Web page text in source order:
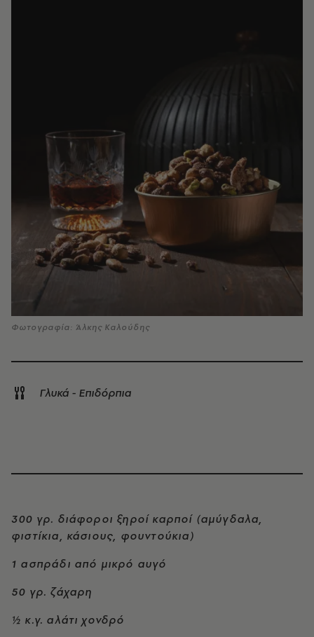
Φωτογραφία: Άλκης Καλούδης
Γλυκά - Επιδόρπια
300 γρ. διάφοροι ξηροί καρποί (αμύγδαλα,
φιστίκια, κάσιους, φουντούκια)
1 ασπράδι από μικρό αυγό
50 γρ. ζάχαρη
½ κ.γ. αλάτι χονδρό